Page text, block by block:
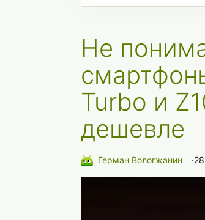
Не
Turbo и
дешевле
Герман Вологжанин ∙